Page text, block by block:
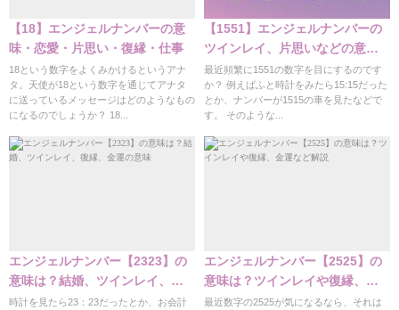
【18】エンジェルナンバーの意
味・恋愛・片思い・復縁・仕事
18という数字をよくみかけるというアナ
タ。天使が18という数字を通じてアナタ
に送っているメッセージはどのようなもの
になるのでしょうか？ 18...
【1551】エンジェルナンバーの
ツインレイ、片思いなどの意味
解説
最近頻繁に1551の数字を目にするのです
か？ 例えばふと時計をみたら15:15だった
とか、ナンバーが1515の車を見たなどで
す。 そのような...
エンジェルナンバー【2323】の
意味は？結婚、ツインレイ、復
縁、金運の意味
時計を見たら23：23だったとか、お会計
エンジェルナンバー【2525】の
意味は？ツインレイや復縁、金
運など解説
最近数字の2525が気になるなら、それは